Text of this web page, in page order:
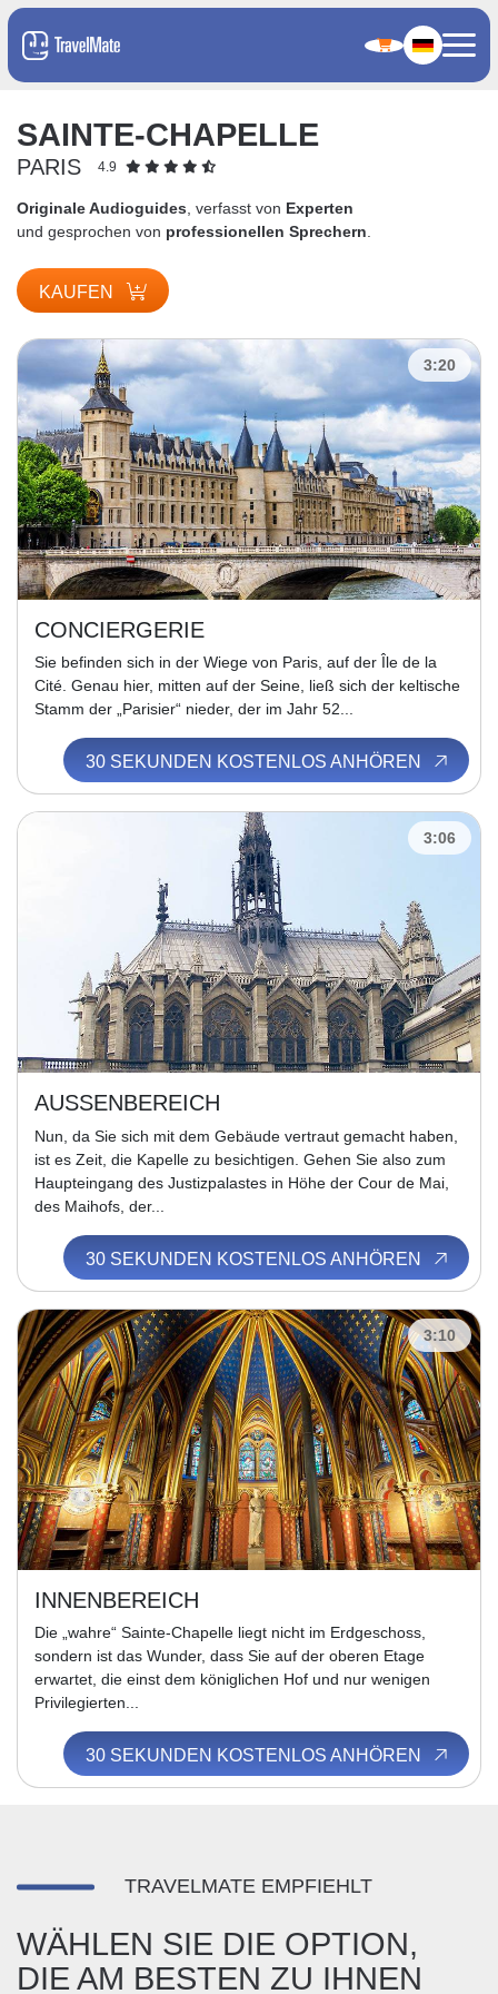
SAINTE-CHAPELLE
PARIS 4.9
Originale Audioguides , verfasst von Experten
und gesprochen von professionellen Sprechern
KAUFEN
3:20
CONCIERGERIE
Sie befinden sich in der Wiege von Paris, auf der Île de la
Cité. Genau hier, mitten auf der Seine, ließ sich der keltische
Stamm der „Parisier“ nieder, der im Jahr 52...
30 SEKUNDEN KOSTENLOS ANHÖREN
3:06
AUSSENBEREICH
Nun, da Sie sich mit dem Gebäude vertraut gemacht haben,
ist es Zeit, die Kapelle zu besichtigen. Gehen Sie also zum
Haupteingang des Justizpalastes in Höhe der Cour de Mai,
des Maihofs, der...
30 SEKUNDEN KOSTENLOS ANHÖREN
3:10
INNENBEREICH
Die „wahre“ Sainte-Chapelle liegt nicht im Erdgeschoss,
sondern ist das Wunder, dass Sie auf der oberen Etage
erwartet, die einst dem königlichen Hof und nur wenigen
Privilegierten...
30 SEKUNDEN KOSTENLOS ANHÖREN
TRAVELMATE EMPFIEHLT
WÄHLEN SIE DIE OPTION,
DIE AM BESTEN ZU IHNEN